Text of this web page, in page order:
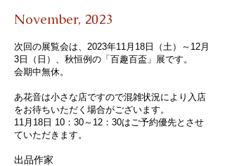
November, 2023
次回の展覧会は​、2023年11月18日（土）～12月
3日（日）、 ​秋恒例の「百趣百盃」展です。
会期中無休。
あ花音は小さな店ですので混雑状況により入店
をお待ちいただく場合がございます。
11月18日 10：30～12：30はご予約優先とさせ
ていただきます。
出品作家